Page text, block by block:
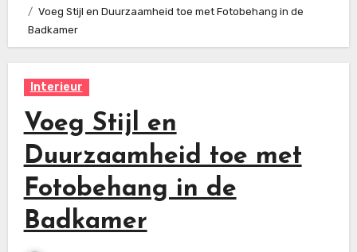
Voeg Stijl en Duurzaamheid toe met Fotobehang in de
Badkamer
Interieur
Voeg Stijl en
Duurzaamheid toe met
Fotobehang in de
Badkamer